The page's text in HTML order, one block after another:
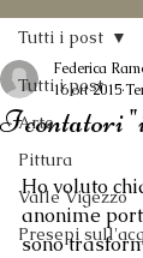
Tutti i post
Arte
Pittura
Valle Vigezzo
Presepi
Tutti i post
I contatori
Federica
16 ott 2015
Ho voluto
anonime
sono